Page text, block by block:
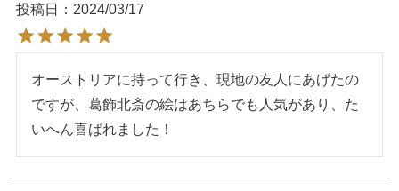
投稿日 2024/03/17
オーストリアに持って行き、現地の友人にあげたの
ですが、葛飾北斎の絵はあちらでも人気があり、た
いへん喜ばれました！